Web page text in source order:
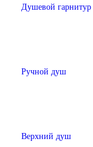
Душевой гарнитур
Ручной душ
Верхний душ